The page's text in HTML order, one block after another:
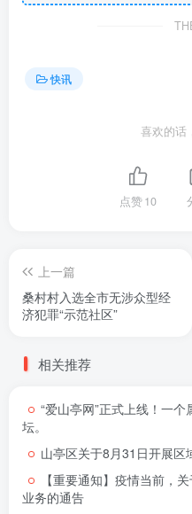
快讯
喜欢的话
点赞10
上一篇
桑村村入选全市无涉众型经
济犯罪“示范社区”
相关推荐
“爱山亭网”正式上线！一
坛。
山亭区关于8月31日开展区
【重要通知】疫情当前，
业务的通告